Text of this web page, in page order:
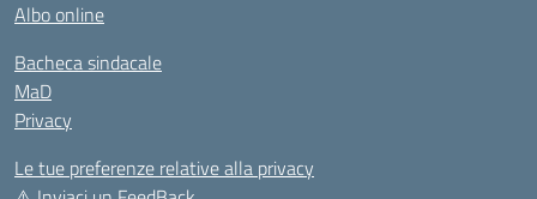
Albo online
Bacheca sindacale
MaD
Privacy
Le tue preferenze relative alla privacy